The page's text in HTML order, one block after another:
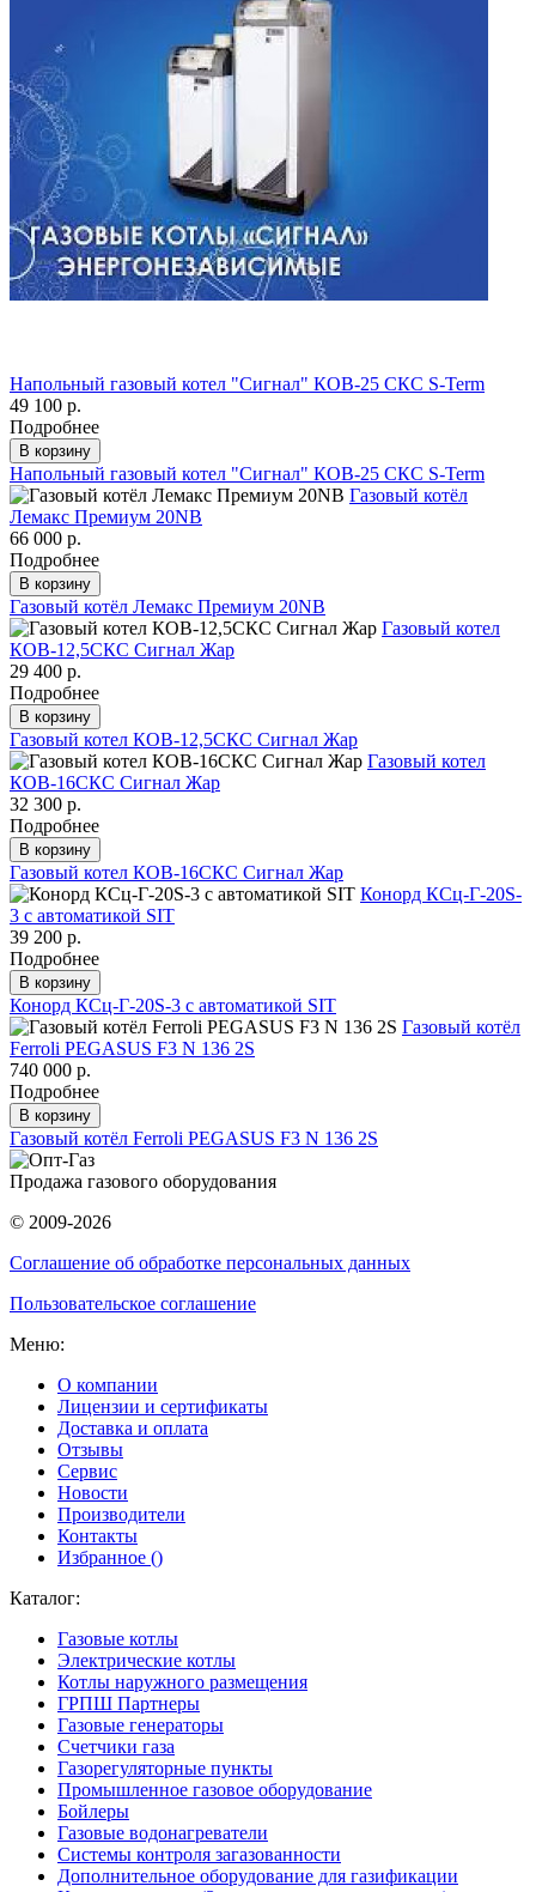
Напольный газовый котел "Сигнал" КОВ-25 СКС S-Term
49 100 р.
Подробнее
В корзину
Напольный газовый котел "Сигнал" КОВ-25 СКС S-Term
Газовый котёл
Лемакс Премиум 20NВ
66 000 р.
Подробнее
В корзину
Газовый котёл Лемакс Премиум 20NВ
Газовый котел
КОВ-12,5СКC Сигнал Жар
29 400 р.
Подробнее
В корзину
Газовый котел КОВ-12,5СКC Сигнал Жар
Газовый котел
КОВ-16СКC Сигнал Жар
32 300 р.
Подробнее
В корзину
Газовый котел КОВ-16СКC Сигнал Жар
Конорд КСц-Г-20S-
3 с автоматикой SIT
39 200 р.
Подробнее
В корзину
Конорд КСц-Г-20S-3 с автоматикой SIT
Газовый котёл
Ferroli PEGASUS F3 N 136 2S
740 000 р.
Подробнее
В корзину
Газовый котёл Ferroli PEGASUS F3 N 136 2S
Продажа газового оборудования
© 2009-2026
Соглашение об обработке персональных данных
Пользовательское соглашение
Меню:
О компании
Лицензии и сертификаты
Доставка и оплата
Отзывы
Сервис
Новости
Производители
Контакты
Избранное ()
Каталог:
Газовые котлы
Электрические котлы
Котлы наружного размещения
ГРПШ Партнеры
Газовые генераторы
Счетчики газа
Газорегуляторные пункты
Промышленное газовое оборудование
Бойлеры
Газовые водонагреватели
Системы контроля загазованности
Дополнительное оборудование для газификации